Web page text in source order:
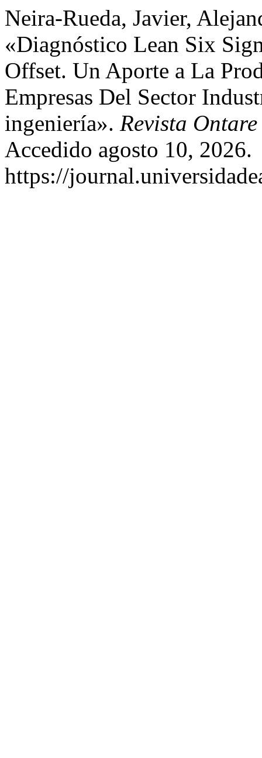
Neira-Rueda, Javier,
«Diagnóstico Lean Six
Offset. Un Aporte a La
Empresas Del Sector
ingeniería». Revista Ontare
Accedido agosto 10, 2026.
https://